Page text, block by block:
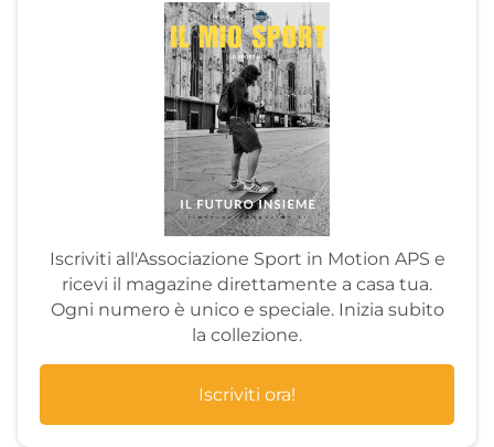
Iscriviti all'Associazione Sport in Motion APS e
ricevi il magazine direttamente a casa tua.
Ogni numero è unico e speciale. Inizia subito
la collezione.
Iscriviti ora!